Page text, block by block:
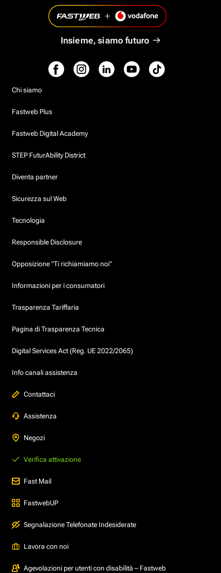
Insieme, siamo futuro
Chi siamo
Fastweb Plus
Fastweb Digital Academy
STEP FuturAbility District
Diventa partner
Sicurezza sul Web
Tecnologia
Responsible Disclosure
Opposizione "Ti richiamiamo noi"
Informazioni per i consumatori
Trasparenza Tariffaria
Pagina di Trasparenza Tecnica
Digital Services Act (Reg. UE 2022/2065)
Info canali assistenza
Contattaci
Assistenza
Negozi
Verifica attivazione
Fast Mail
FastwebUP
Segnalazione Telefonate Indesiderate
Lavora con noi
Agevolazioni per utenti con disabilità – Fastweb